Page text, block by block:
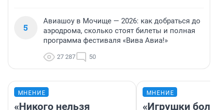
5
Авиашоу в Мочище — 2026: как добраться до
аэродрома, сколько стоят билеты и полная
программа фестиваля «Вива Авиа!»
27 287 50
МНЕНИЕ
«Никого нельзя
МНЕНИЕ
«Игрушки